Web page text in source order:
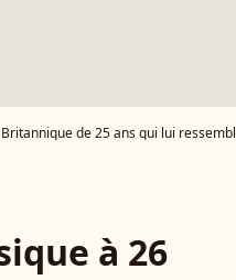
ressemble comme deux gouttes d'eau. - Photo
à 26